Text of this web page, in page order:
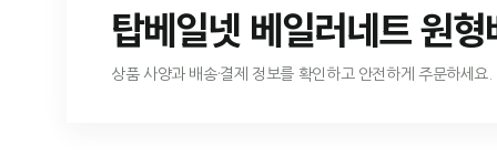
탑베일넷 베일러네트 원
상품 사양과 배송·결제 정보를 확인하고 안전하게 주문하세요.